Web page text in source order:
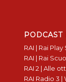
RAI | Rai
RAI | Rai
RAI 2 | Alle
RAI Radio 3 |